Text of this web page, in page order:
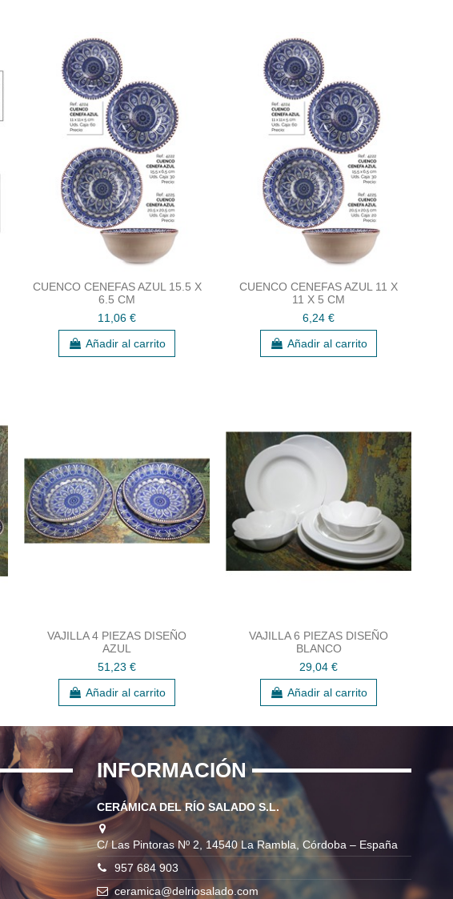
CUENCO CENEFAS AZUL 15.5 X
6.5 CM
11,06 €
Añadir al carrito
CUENCO CENEFAS AZUL 11 X
11 X 5 CM
6,24 €
Añadir al carrito
VAJILLA 4 PIEZAS DISEÑO
AZUL
51,23 €
Añadir al carrito
VAJILLA 6 PIEZAS DISEÑO
BLANCO
29,04 €
Añadir al carrito
INFORMACIÓN
CERÁMICA DEL RÍO SALADO S.L.
C/ Las Pintoras Nº 2, 14540 La Rambla, Córdoba – España
957 684 903
ceramica@delriosalado.com